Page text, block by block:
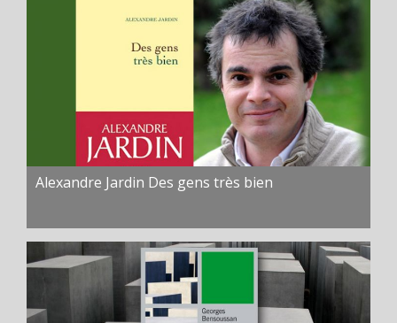
Alexandre Jardin Des gens très bien